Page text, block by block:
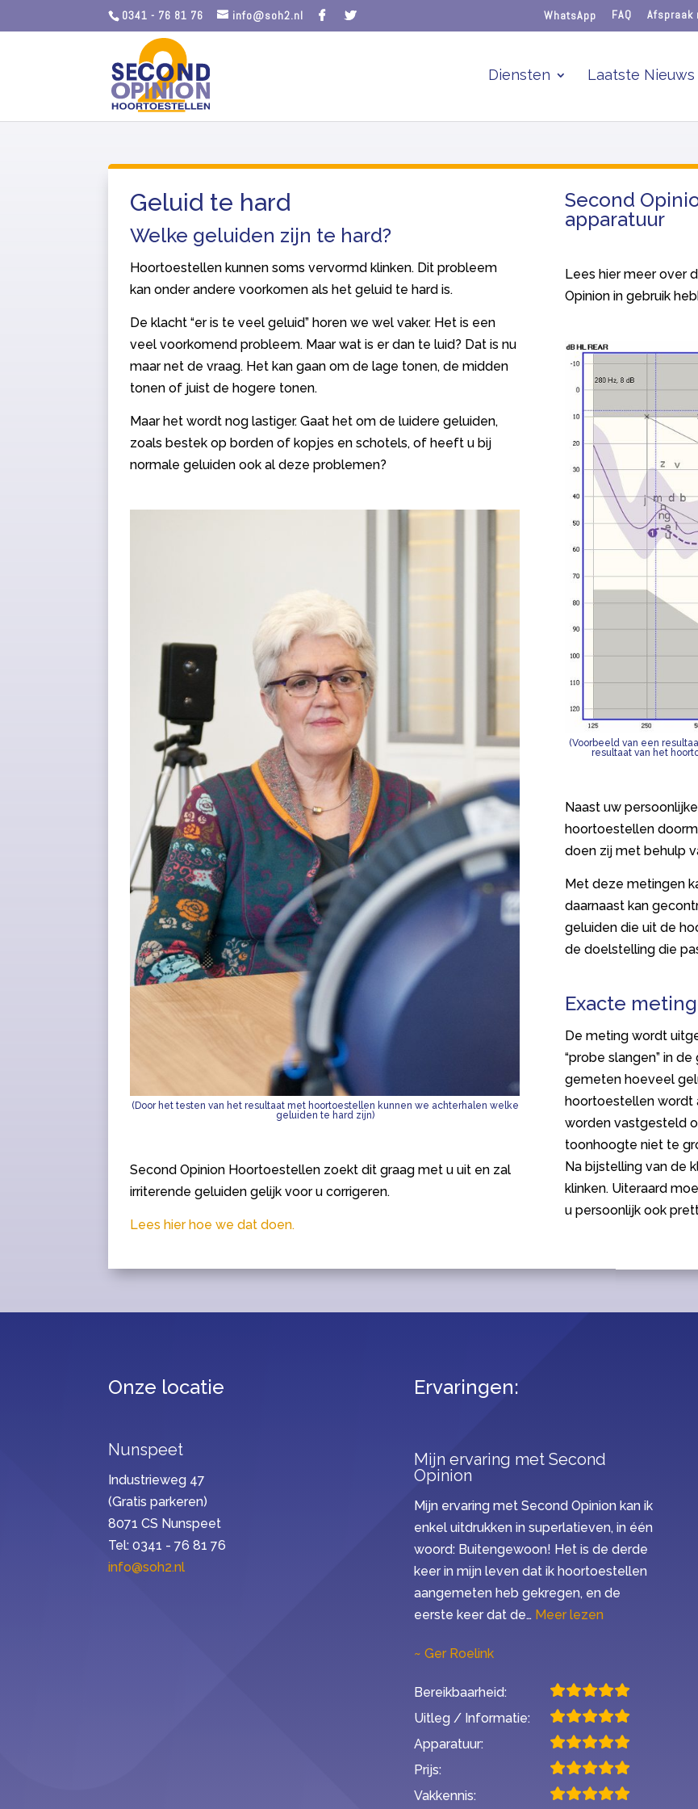
0341 - 76 81 76 info@soh2.nl WhatsApp FAQ Afspraak
Diensten Laatste Nieuws
Geluid te hard
Welke geluiden zijn te hard?
Hoortoestellen kunnen soms vervormd klinken. Dit probleem
kan onder andere voorkomen als het geluid te hard is.
De klacht “er is te veel geluid” horen we wel vaker. Het is een
veel voorkomend probleem. Maar wat is er dan te luid? Dat is nu
maar net de vraag. Het kan gaan om de lage tonen, de midden
tonen of juist de hogere tonen.
Maar het wordt nog lastiger. Gaat het om de luidere geluiden,
zoals bestek op borden of kopjes en schotels, of heeft u bij
normale geluiden ook al deze problemen?
(Door het testen van het resultaat met hoortoestellen kunnen we achterhalen welke
geluiden te hard zijn)
Second Opinion Hoortoestellen zoekt dit graag met u uit en zal
irriterende geluiden gelijk voor u corrigeren.
Lees hier hoe we dat doen.
Second
apparatuur
Lees hier meer over
Opinion in gebruik
(Voorbeeld van een
resultaat van het
Naast uw
hoortoestellen
doen zij met behulp
Met deze metingen
daarnaast kan
geluiden die uit de
de doelstelling die
Exacte
De meting wordt
“probe slangen” in
gemeten hoeveel
hoortoestellen wordt
worden vastgesteld
toonhoogte niet te
Na bijstelling van de
klinken. Uiteraard
u persoonlijk ook
Onze locatie
Nunspeet
Industrieweg 47
(Gratis parkeren)
8071 CS Nunspeet
Tel: 0341 - 76 81 76
info@soh2.nl
Ervaringen:
Mijn ervaring met Second
Opinion
Mijn ervaring met Second Opinion kan ik
enkel uitdrukken in superlatieven, in één
woord: Buitengewoon! Het is de derde
keer in mijn leven dat ik hoortoestellen
aangemeten heb gekregen, en de
eerste keer dat de… Meer lezen“Mijn ervaring
Ger Roelink
Bereikbaarheid:
Uitleg / Informatie:
Apparatuur:
Prijs:
Vakkennis: